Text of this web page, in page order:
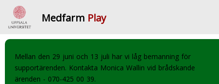
Medfarm Play
Mellan den 29 juni och 13 juli har vi låg bemanning för
supportärenden. Kontakta Monica Wallin vid brådskande
ärenden - 070-425 00 39.